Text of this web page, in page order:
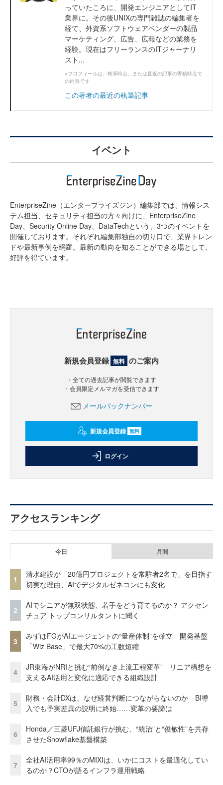
っていたころに、開発エンジニアとしてIT
業界に。その後UNIXの専門雑誌の編集者を
経て、外資系ソフトウェアベンダーの製品
マーケティング、広告、広報などの業務を
経験。現在はフリーランスのITジャーナリ
スト...
※プロフィールは、執筆時点、または直近の記事の寄稿時点で
の内容です
この著者の最近の執筆記事
イベント
EnterpriseZine（エンタープライズジン）編集部では、情報シス
テム担当、セキュリティ担当の方々向けに、EnterpriseZine
Day、Security Online Day、DataTechという、3つのイベントを
開催しております。それぞれ編集部独自の切り口で、業界トレン
ドや最新事例を網羅。最新の動向を知ることができる場として、
好評を得ています。
新規会員登録 無料 のご案内
・全ての過去記事が閲覧できます
・会員限定メルマガを受信できます
メールバックナンバー
新規会員登録 無料
ログイン
アクセスランキング
今日 月間
1
清水建設が「20億円プロジェクトを常駐者2名で」を目指す
切実な理由、AIでデジタルゼネコンにも変化
2
AIでシニアが無双状態、若手をどう育てるのか？ アクセン
チュア トップコンサルタントに聞く
3
みずほFGがAIエージェントの“量産体制”を確立 開発基盤
「Wiz Base」で最大70%の工数短縮
4
JR東海がNRIと挑む“前例なき上流工程変革” リニア構想を
支えるAI活用と変化に適応できる組織設計
5
財務・会計DXは、なぜ経営判断につながらないのか BI導
入でも予実差異の説明に終始……変革の要諦は
6
Honda／三菱UFJ信託銀行が挑む、“統治”と“俊敏性”を共存
させたSnowflake基盤構築
7
全社AI活用率99％のMIXIは、いかにコストを最適化してい
るのか？CTOが語るインフラ運用戦略